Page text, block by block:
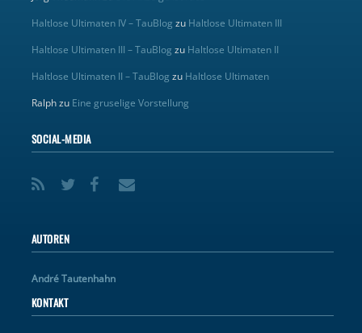
Haltlose Ultimaten IV – TauBlog zu Haltlose Ultimaten III
Haltlose Ultimaten III – TauBlog zu Haltlose Ultimaten II
Haltlose Ultimaten II – TauBlog zu Haltlose Ultimaten
Ralphzu Eine gruselige Vorstellung
SOCIAL-MEDIA
AUTOREN
André Tautenhahn
KONTAKT